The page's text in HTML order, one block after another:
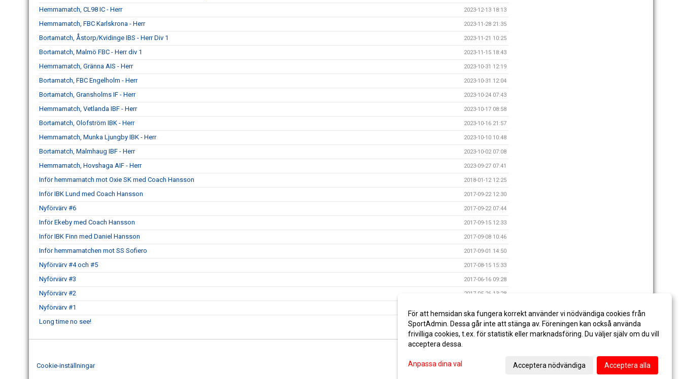
Hemmamatch, CL98 IC - Herr 2023-12-13 18:13
Hemmamatch, FBC Karlskrona - Herr 2023-11-28 21:35
Bortamatch, Åstorp/Kvidinge IBS - Herr Div 1 2023-11-21 10:25
Bortamatch, Malmö FBC - Herr div 1 2023-11-15 18:43
Hemmamatch, Gränna AIS - Herr 2023-10-31 12:19
Bortamatch, FBC Engelholm - Herr 2023-10-31 12:04
Bortamatch, Gransholms IF - Herr 2023-10-24 07:43
Hemmamatch, Vetlanda IBF - Herr 2023-10-17 08:58
Bortamatch, Olofström IBK - Herr 2023-10-16 21:57
Hemmamatch, Munka Ljungby IBK - Herr 2023-10-10 10:48
Bortamatch, Malmhaug IBF - Herr 2023-10-02 07:08
Hemmamatch, Hovshaga AIF - Herr 2023-09-27 07:41
Inför hemmamatch mot Oxie SK med Coach Hansson 2018-01-12 12:25
Inför IBK Lund med Coach Hansson 2017-09-22 12:30
Nyförvärv #6 2017-09-22 07:44
Inför Ekeby med Coach Hansson 2017-09-15 12:33
Inför IBK Finn med Daniel Hansson 2017-09-08 10:46
Inför hemmamatchen mot SS Sofiero 2017-09-01 14:50
Nyförvärv #4 och #5 2017-08-15 15:33
Nyförvärv #3 2017-06-16 09:28
Nyförvärv #2 2017-05-26 13:28
Nyförvärv #1
Long time no see! 2017-05-10 19:08
Cookie-inställningar
För att hemsidan ska fungera korrekt använder vi nödvändiga cookies från
SportAdmin. Dessa går inte att stänga av. Föreningen kan också använda
frivilliga cookies, t.ex. för statistik eller marknadsföring. Du väljer själv om du vill
acceptera dessa.
Anpassa dina val Acceptera nödvändiga Acceptera alla